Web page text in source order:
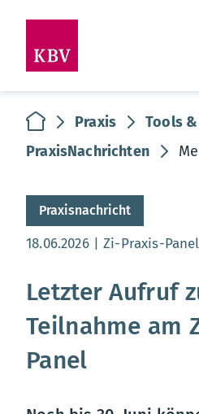
zur Startseite
Praxis
Tools
PraxisNachrichten
Praxisnachricht
Aktualisierungsdatum:
18.06.2026 Zi-Praxis-Panel
Letzter Aufruf
Teilnahme am
Panel